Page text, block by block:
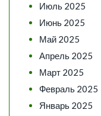
Июль 2025
Июнь 2025
Май 2025
Апрель 2025
Март 2025
Февраль 2025
Январь 2025